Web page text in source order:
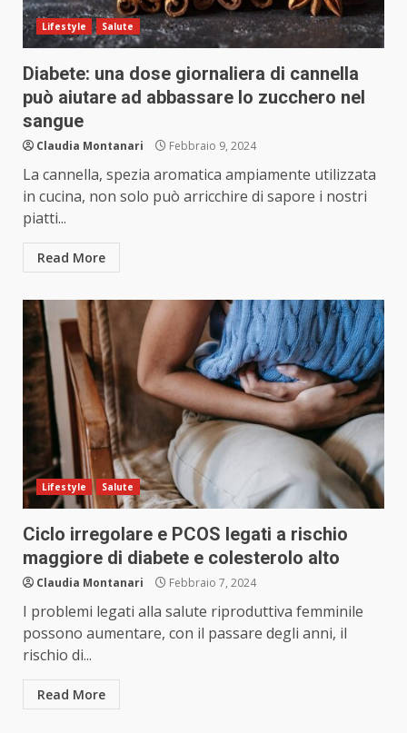
Lifestyle Salute
Diabete: una dose giornaliera di cannella
può aiutare ad abbassare lo zucchero nel
sangue
Claudia Montanari Febbraio 9, 2024
La cannella, spezia aromatica ampiamente utilizzata
in cucina, non solo può arricchire di sapore i nostri
piatti...
Read More
Lifestyle Salute
Ciclo irregolare e PCOS legati a rischio
maggiore di diabete e colesterolo alto
Claudia Montanari Febbraio 7, 2024
I problemi legati alla salute riproduttiva femminile
possono aumentare, con il passare degli anni, il
rischio di...
Read More